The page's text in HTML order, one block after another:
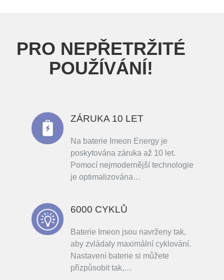
PRO NEPŘETRŽITÉ
POUŽÍVÁNÍ!
ZÁRUKA 10 LET
Na baterie Imeon Energy je
poskytována záruka až 10 let.
Pomocí nejmodernější technologie
je optimalizována…
6000 CYKLŮ
Baterie Imeon jsou navrženy tak,
aby zvládaly maximální cyklování.
Nastavení baterie si můžete
přizpůsobit tak,…